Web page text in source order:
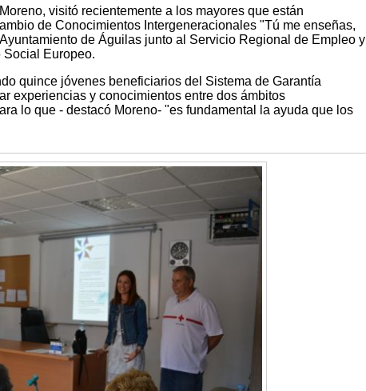
visitó recientemente a los mayores que están
de Conocimientos Intergeneracionales "Tú me enseñas,
de Águilas junto al Servicio Regional de Empleo y
Social Europeo.
quince jóvenes beneficiarios del Sistema de Garantía
experiencias y conocimientos entre dos ámbitos
lo que - destacó Moreno- "es fundamental la ayuda que los